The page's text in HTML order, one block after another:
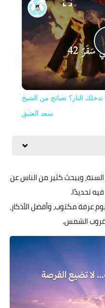
Video
النار؟ نصائح من الشيخ
سعد العتيق
ويبحث كثير من الناس عن
تحديدًا.
عرفة مكتوب، وأفضل الأذكار،
غروب الشمس.